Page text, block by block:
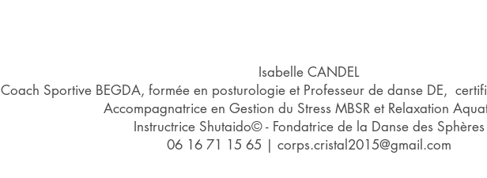
Isabelle CANDEL
Coach Sportive BEGDA, formée en posturologie et Professeur de danse DE,
Accompagnatrice en Gestion du Stress MBSR et Relaxation
Instructrice Shutaido© - Fondatrice de la Danse des Sphères
06 16 71 15 65 | corps.cristal2015@gmail.com